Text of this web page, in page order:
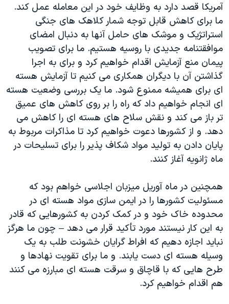
آمریکا قصد دارد به وظایف خود در این معامله عمل کند.
ما برای کاهش قابل توجه شمار کلاهک های جنگی
استراتژیک و موشک های حامل آنها به دنبال امضای
موافقتنامه جدیدی با روسیه هستیم. ما برای تصویب
پیمان منع آزمایش اقدام خواهیم کرد و برای به اجرا
گذاشتن آن با دیگران همکاری می کنیم تا آزمایش هسته
ای برای همیشه ممنوع شود. ما یک بررسی وضعیت هسته
ای انجام خواهیم داد که راه را بر روی کاهش های عمیق
تر باز می کند و نقش سلاح های هسته ای را کاهش می
دهد. و از کشورها دعوت خواهیم کرد تا مذاکرات مربوط به
پایان دادن به تولید مواد شکاف پذیر را برای تسلیحات در
ماه ژانویه آغاز کنند.
همچنین در ماه آوریل میزبان اجلاسی خواهم بود که
مسئولیت کشورها را در ایمن سازی مواد هسته ای در
محدوده خاک خود و در کمک کردن به کشورهایی که قادر
به این کار نیستند مورد تأکید قرار می دهد – چون ما هرگز
نباید اجازه دهیم که افراط گرایان خشونت طلب به یک
وسیله هسته ای دست یابند. و ما برای تقویت نهادها و
طرح هایی که با قاچاق و سرقت هسته ای مبارزه می کنند
هم اقدام خواهیم کرد.